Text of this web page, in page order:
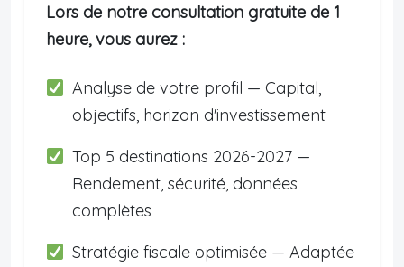
Lors de notre consultation gratuite de 1
heure, vous aurez :
Analyse de votre profil — Capital,
objectifs, horizon d'investissement
Top 5 destinations 2026-2027 —
Rendement, sécurité, données
complètes
Stratégie fiscale optimisée — Adaptée